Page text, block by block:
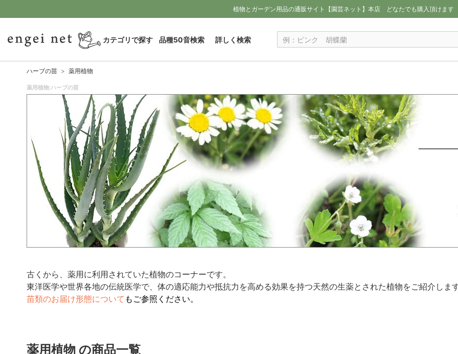
植物とガーデン用品の通販サイト【園芸ネット】本店 どなたでも購入頂けます
カテゴリで探す 品種50音検索 詳しく検索
ハーブの苗 薬用植物
薬用植物:ハーブの苗
古くから、薬用に利用されていた植物のコーナーです。
東洋医学や世界各地の伝統医学で、体の適応能力や抵抗力を高める効果を持つ天然の生薬とされた植物をご紹介しま
苗類のお届け形態について もご参照ください。
薬用植物 の商品一覧